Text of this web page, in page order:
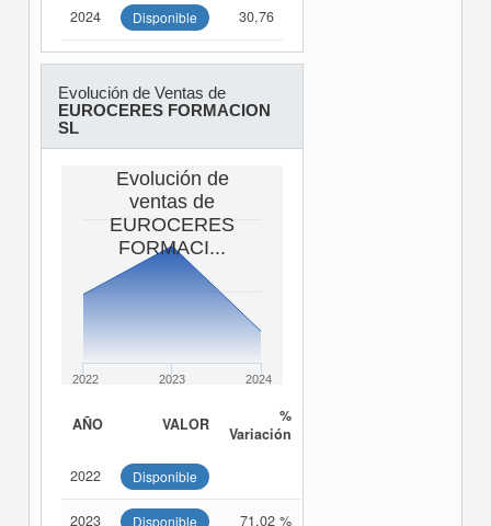
2024 Disponible 30,76
Evolución de Ventas de
EUROCERES FORMACION
SL
Evolución de
ventas de
EUROCERES
FORMACI...
2022 2023 2024
AÑO VALOR
%
Variación
2022 Disponible
2023 Disponible 71,02 %